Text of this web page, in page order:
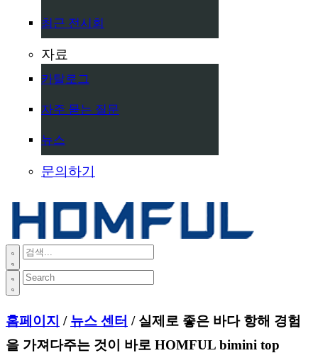
최근 전시회
자료
카탈로그
자주 묻는 질문
뉴스
문의하기
홈페이지 / 뉴스 센터 / 실제로 좋은 바다 항해 경험
을 가져다주는 것이 바로 HOMFUL bimini top